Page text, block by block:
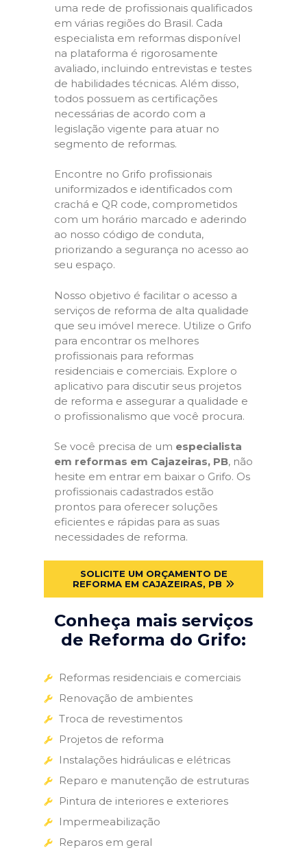
uma rede de profissionais qualificados
em várias regiões do Brasil. Cada
especialista em reformas disponível
na plataforma é rigorosamente
avaliado, incluindo entrevistas e testes
de habilidades técnicas. Além disso,
todos possuem as certificações
necessárias de acordo com a
legislação vigente para atuar no
segmento de reformas.
Encontre no Grifo profissionais
uniformizados e identificados com
crachá e QR code, comprometidos
com um horário marcado e aderindo
ao nosso código de conduta,
priorizando a segurança no acesso ao
seu espaço.
Nosso objetivo é facilitar o acesso a
serviços de reforma de alta qualidade
que seu imóvel merece. Utilize o Grifo
para encontrar os melhores
profissionais para reformas
residenciais e comerciais. Explore o
aplicativo para discutir seus projetos
de reforma e assegurar a qualidade e
o profissionalismo que você procura.
Se você precisa de um especialista
em reformas em Cajazeiras, PB, não
hesite em entrar em baixar o Grifo. Os
profissionais cadastrados estão
prontos para oferecer soluções
eficientes e rápidas para as suas
necessidades de reforma.
SOLICITE UM ORÇAMENTO DE
REFORMA EM CAJAZEIRAS, PB
Conheça mais serviços
de Reforma do Grifo:
Reformas residenciais e comerciais
Renovação de ambientes
Troca de revestimentos
Projetos de reforma
Instalações hidráulicas e elétricas
Reparo e manutenção de estruturas
Pintura de interiores e exteriores
Impermeabilização
Reparos em geral